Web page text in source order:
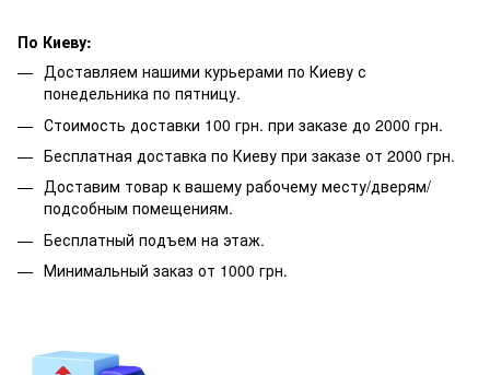
По Киеву:
Доставляем нашими курьерами по Киеву с
понедельника по пятницу.
Стоимость доставки 100 грн. при заказе до 2000 грн.
Бесплатная доставка по Киеву при заказе от 2000 грн.
Доставим товар к вашему рабочему месту/дверям/
подсобным помещениям.
Бесплатный подъем на этаж.
Минимальный заказ от 1000 грн.